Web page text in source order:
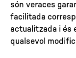
són veraces
facilitada
actualitzada i és
qualsevol